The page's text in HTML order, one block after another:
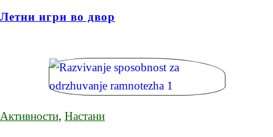
Летни игри во двор
Активности, Настани